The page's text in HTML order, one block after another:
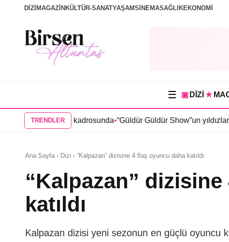
DİZİ MAGAZİN KÜLTÜR-SANATYAŞAMSİNEMASAĞLIKEKONOMİ
☰ ▣ DİZİ ★
TRENDLER
dizisi kadrosunda•“Güldür Güldür Show”un yıldızları Burak
Ana Sayfa › Dizi › “Kalpazan” dizisine 4 flaş oyuncu daha katıldı
“Kalpazan”
katıldı
Kalpazan dizisi yeni sezonun en güçlü oyuncu